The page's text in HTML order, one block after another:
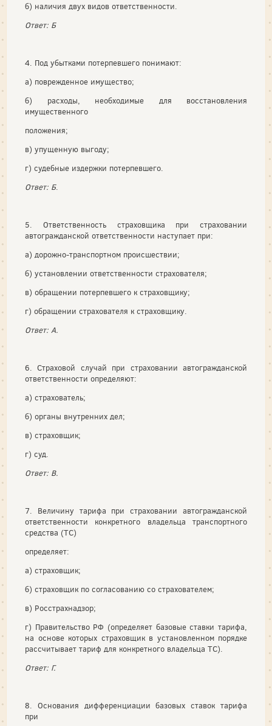
б) наличия двух видов ответственности.
Ответ: Б
4. Под убытками потерпевшего понимают:
а) поврежденное имущество;
б) расходы, необходимые для восстановления
имущественного
положения;
в) упущенную выгоду;
г) судебные издержки потерпевшего.
Ответ: Б.
5. Ответственность страховщика при страховании
автогражданской ответственности наступает при:
а) дорожно-транспортном происшествии;
б) установлении ответственности страхователя;
в) обращении потерпевшего к страховщику;
г) обращении страхователя к страховщику.
Ответ: А.
6. Страховой случай при страховании автогражданской
ответственности определяют:
а) страхователь;
б) органы внутренних дел;
в) страховщик;
г) суд.
Ответ: В.
7. Величину тарифа при страховании автогражданской
ответственности конкретного владельца транспортного
средства (ТС)
определяет:
а) страховщик;
б) страховщик по согласованию со страхователем;
в) Росстрахнадзор;
г) Правительство РФ (определяет базовые ставки тарифа,
на основе которых страховщик в установленном порядке
рассчитывает тариф для конкретного владельца ТС).
Ответ: Г.
8. Основания дифференциации базовых ставок тарифа
при